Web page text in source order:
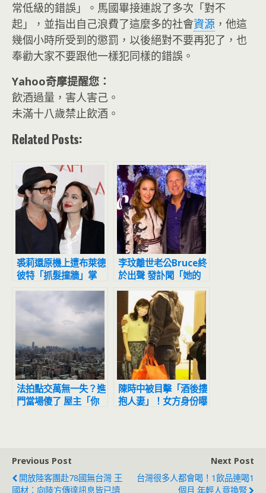
常低級的錯誤」。馬國畢接連說了多次「對不
起」，並指出自己浪費了這麼多的社會資源 ，他這
幾個小時所受到的懲罰，以後絕對不要再犯了，也
奉勸大家不要跟他一樣犯同樣的錯誤。
Yahoo奇摩提醒您：
飲酒過量，害人害己。
未滿十八歲禁止飲酒。
Related Posts:
裘莉還原機上遭布萊德
彼特「抓髮撞牆」掌
摑、掐脖⋯全家嚇到哭
李玟離世老公Bruce終
於出聲 發訃聞「她的
影響力、光芒將永遠持
續下去」
法拍點交萬無一失？進
門當場傻了 屋主「你
陳時中被目擊「酒後摟
抱人妻」！女方身份曝
Previous Post
開放陸客團赴78國無台灣 王
國材︰向陸方傳達訊息皆已讀
Next Post
台灣很多人都會喝！1飲品連喝1
個月 年輕人竟換腎